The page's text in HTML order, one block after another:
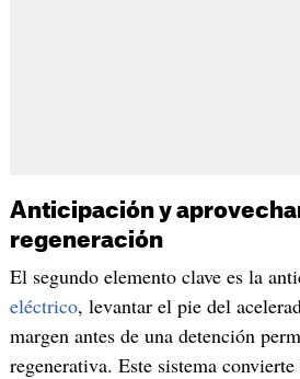
Anticipación y
regeneración
El segundo elemento clave es la
eléctrico, levantar el pie del
margen antes de una detención
regenerativa. Este sistema